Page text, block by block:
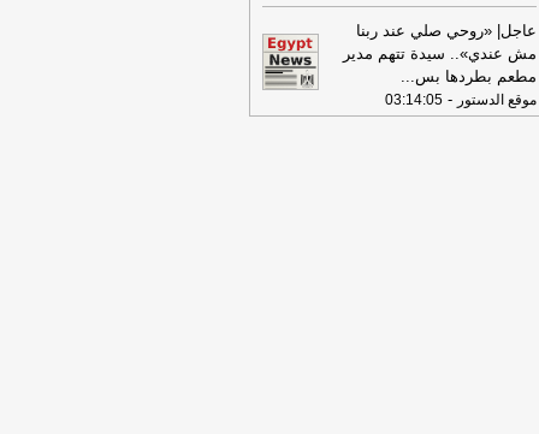
17:57
الصحة تطلق النسخة الرابعة من
حملة «100 يوم صحة» في جميع
اليوم السابع
16:39
خارجية مصر: ندين بأشد العبارات
عاجل| «روحي صلي عند ربنا
مش عندي».. سيدة تتهم مدير
مطعم بطردها بس...
موقع الدستور -
03:14:05